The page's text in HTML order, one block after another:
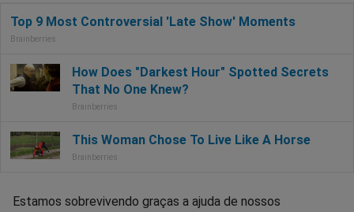
Estamos sobrevivendo graças a ajuda de nossos